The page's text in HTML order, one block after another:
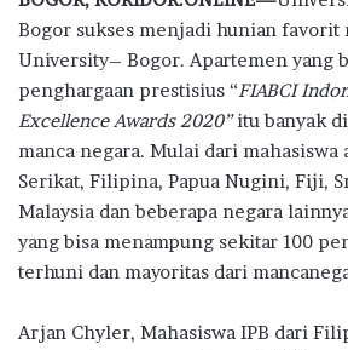
e
b
o
o
k
it
te
r
at
s
A
p
p
e e
g
ra
m
ar
e
Bogor sukses menjadi hunian favorit
University– Bogor. Apartemen yang
penghargaan prestisius “FIABCI
Excellence Awards 2020”itu banyak
manca negara. Mulai dari mahasiswa
Serikat, Filipina, Papua Nugini, Fiji,
Malaysia dan beberapa negara
yang bisa menampung sekitar 100
terhuni dan mayoritas dari
Arjan Chyler, Mahasiswa IPB dari